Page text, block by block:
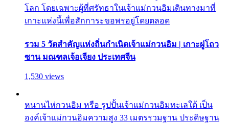
โลก โดยเฉพาะผู้ที่ศรัทธาในเจ้าแม่กวนอิมเดินทางมาที่
เกาะแห่งนี้เพื่อสักการะขอพรอยู่โดยตลอด
รวม 5 วัดสำคัญแห่งถิ่นกำเนิดเจ้าแม่กวนอิม | เกาะผู่โถว
ซาน มณฑลเจ้อเจียง ประเทศจีน
1,530 views
หนานไห่กวนอิม หรือ รูปปั้นเจ้าแม่กวนอิมทะเลใต้ เป็น
องค์เจ้าแม่กวนอิมความสูง 33 เมตรรวมฐาน ประดิษฐาน